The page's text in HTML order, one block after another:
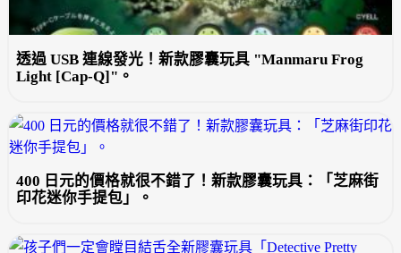
透過 USB 連線發光！新款膠囊玩具 "Manmaru Frog
Light [Cap-Q]"。
400 日元的價格就很不錯了！新款膠囊玩具：「芝麻街
印花迷你手提包」。